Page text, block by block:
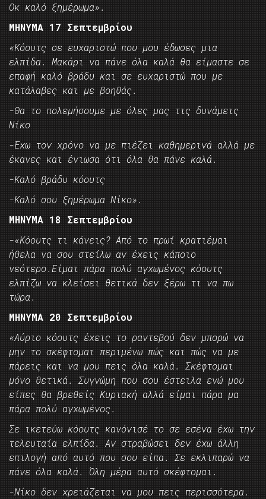
Οκ καλό ξημέρωμα».
ΜΗΝΥΜΑ 17 Σεπτεμβρίου
«Κόουτς σε ευχαριστώ που μου έδωσες μια
ελπίδα. Μακάρι να πάνε όλα καλά θα είμαστε σε
επαφή καλό βράδυ και σε ευχαριστώ που με
κατάλαβες και με βοηθάς.
-Θα το πολεμήσουμε με όλες μας τις δυνάμεις
Νίκο
-Έχω τον χρόνο να με πιέζει καθημερινά αλλά με
έκανες και ένιωσα ότι όλα θα πάνε καλά.
-Καλό βράδυ κόουτς
-Καλό σου ξημέρωμα Νίκο».
ΜΗΝΥΜΑ 18 Σεπτεμβρίου
-«Κόουτς τι κάνεις? Από το πρωί κρατιέμαι
ήθελα να σου στείλω αν έχεις κάποιο
νεότερο.Είμαι πάρα πολύ αγχωμένος κόουτς
ελπίζω να κλείσει θετικά δεν ξέρω τι να πω
τώρα.
ΜΗΝΥΜΑ 20 Σεπτεμβρίου
«Αύριο κόουτς έχεις το ραντεβού δεν μπορώ να
μην το σκέφτομαι περιμένω πώς και πώς να με
πάρεις και να μου πεις όλα καλά. Σκέφτομαι
μόνο θετικά. Συγνώμη που σου έστειλα ενώ μου
είπες θα βρεθείς Κυριακή αλλά είμαι πάρα μα
πάρα πολύ αγχωμένος.
Σε ικετεύω κόουτς κανόνισέ το σε εσένα έχω την
τελευταία ελπίδα. Αν στραβώσει δεν έχω άλλη
επιλογή από αυτό που σου είπα. Σε εκλιπαρώ να
πάνε όλα καλά. Όλη μέρα αυτό σκέφτομαι.
-Νίκο δεν χρειάζεται να μου πεις περισσότερα.